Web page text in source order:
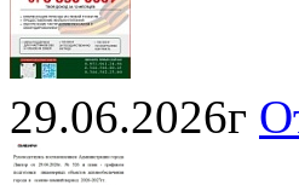
29.06.2026г